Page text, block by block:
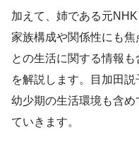
加えて、姉である元
家族構成や関係性にも
との生活に関する情報
を解説します。目加田
幼少期の生活環境も含
ていきます。